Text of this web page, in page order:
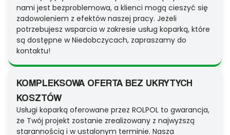
nami jest bezproblemowa, a klienci mogą cieszyć się
zadowoleniem z efektów naszej pracy. Jeżeli
potrzebujesz wsparcia w zakresie usług koparką, które
są dostępne w Niedobczycach, zapraszamy do
kontaktu!
KOMPLEKSOWA OFERTA BEZ UKRYTYCH
KOSZTÓW
Usługi koparką oferowane przez ROLPOL to gwarancja,
że Twój projekt zostanie zrealizowany z najwyższą
starannością i w ustalonym terminie. Nasza